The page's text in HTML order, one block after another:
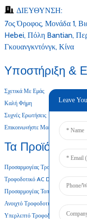
ΔΙΕΥΘΥΝΣΗ:
7ος Όροφος, Μονάδα 1,
Hebei, Πόλη Bantian,
Γκουανγκντόνγκ, Κίνα
Υποστήριξη &
Σχετικά Με Εμάς
Καλή Φήμη
Συχνές Ερωτήσεις
Επικοινωνήστε Μαζί Μας
Τα Προϊόντα
Προσαρμογέας Τροφοδοσίας Για
Τροφοδοτικό AC DC
Προσαρμογέας Τοποθέτησης Σε
Ανοιχτό Τροφοδοτικό Πλαισίου
Υπερλεπτό Τροφοδοτικό
Leave